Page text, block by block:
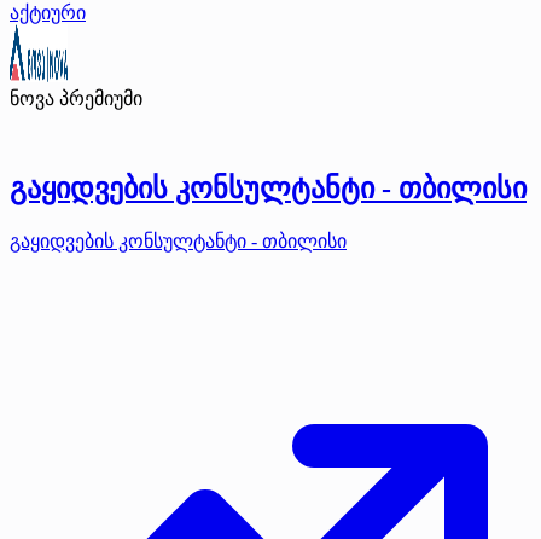
აქტიური
ნოვა პრემიუმი
გაყიდვების კონსულტანტი - თბილისი
გაყიდვების კონსულტანტი - თბილისი